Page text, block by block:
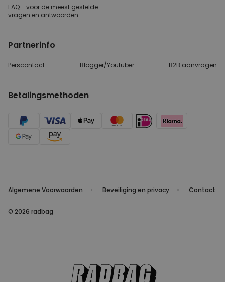
FAQ - voor de meest gestelde
vragen en antwoorden
Partnerinfo
Perscontact Blogger/Youtuber B2B aanvragen
Betalingsmethoden
Algemene Voorwaarden Beveiliging en privacy Contact
© 2026 radbag